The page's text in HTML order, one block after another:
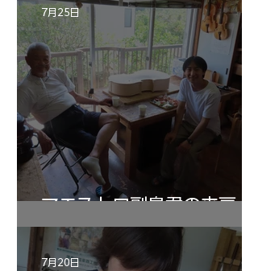
マエストロ副島君の来房
7月25日
7月20日